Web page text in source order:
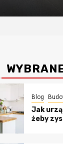
Blog
Jak
żeby